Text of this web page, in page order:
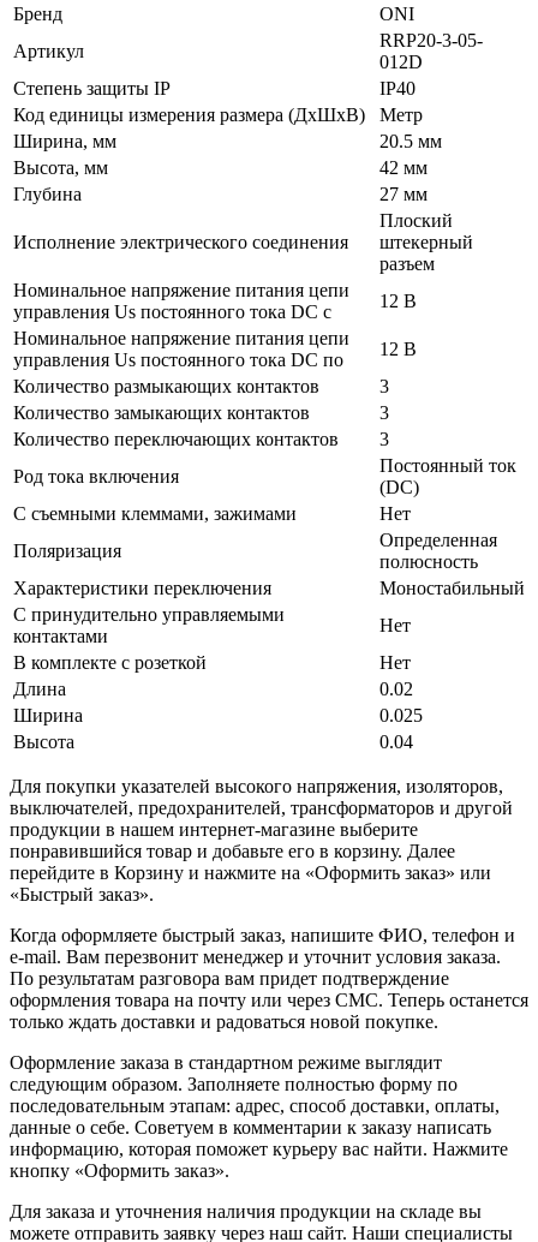
Бренд
ONI
Артикул
RRP20-3-05-
012D
Степень защиты IP
IP40
Код единицы измерения размера (ДхШхВ)
Метр
Ширина, мм
20.5 мм
Высота, мм
42 мм
Глубина
27 мм
Исполнение электрического соединения
Плоский
штекерный
разъем
Номинальное напряжение питания цепи
управления Us постоянного тока DC с
12 В
Номинальное напряжение питания цепи
управления Us постоянного тока DC по
12 В
Количество размыкающих контактов
3
Количество замыкающих контактов
3
Количество переключающих контактов
3
Род тока включения
Постоянный ток
(DC)
С съемными клеммами, зажимами
Нет
Поляризация
Определенная
полюсность
Характеристики переключения
Моностабильный
С принудительно управляемыми
контактами
Нет
В комплекте с розеткой
Нет
Длина
0.02
Ширина
0.025
Высота
0.04
Для покупки указателей высокого напряжения, изоляторов,
выключателей, предохранителей, трансформаторов и другой
продукции в нашем интернет-магазине выберите
понравившийся товар и добавьте его в корзину. Далее
перейдите в Корзину и нажмите на «Оформить заказ» или
«Быстрый заказ».
Когда оформляете быстрый заказ, напишите ФИО, телефон и
e-mail. Вам перезвонит менеджер и уточнит условия заказа.
По результатам разговора вам придет подтверждение
оформления товара на почту или через СМС. Теперь останется
только ждать доставки и радоваться новой покупке.
Оформление заказа в стандартном режиме выглядит
следующим образом. Заполняете полностью форму по
последовательным этапам: адрес, способ доставки, оплаты,
данные о себе. Советуем в комментарии к заказу написать
информацию, которая поможет курьеру вас найти. Нажмите
кнопку «Оформить заказ».
Для заказа и уточнения наличия продукции на складе вы
можете отправить заявку через наш сайт. Наши специалисты